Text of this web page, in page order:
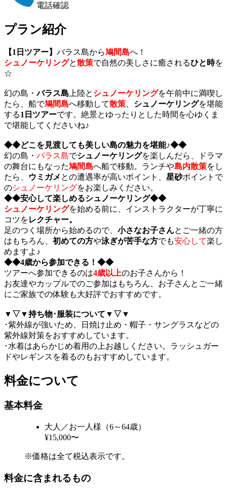
電話確認
プラン紹介
【1日ツアー】 バラス島から鳩間島へ！
シュノーケリングと散策で自然の美しさに癒されるひと時を
☆
幻の島・バラス島上陸と シュノーケリングを午前中に満喫し
たら、船で鳩間島へ移動して散策、 シュノーケリングを堪能
する1日ツアーです。絶景とゆったりとした時間を心ゆくま
で堪能してくださいね♪
◆◆どこを見渡しても美しい島の魅力を堪能♪◆◆
幻の島・ バラス島でシュノーケリングを楽しんだら、ドラマ
の舞台にもなった鳩間島へ船で移動。ランチや島内散策をし
たら、
ウミガメ との遭遇率が高いポイント、 星砂ポイントで
のシュノーケリングをお楽しみください。
◆◆安心して楽しめるシュノーケリング◆◆
シュノーケリングを始める前に、インストラクターが丁寧に
コツをレクチャー。
足のつく場所から始めるので、 小さなお子さんとご一緒の方
はもちろん、 初めての方や泳ぎが苦手な方でも安心して楽し
めますよ♪
◆◆4歳から参加できる！◆◆
ツアーへ参加できるのは4歳以上のお子さんから！
お友達やカップルでのご参加はもちろん、お子さんとご一緒
にご家族での体験も大好評でおすすめです。
▼▽▼持ち物･服装について▼▽▼
･紫外線が強いため、日焼け止め・帽子・サングラスなどの
紫外線対策をおすすめしています。
･水着はあらかじめ着用の上お越しください。ラッシュガー
ドやレギンスを着るのもおすすめしています。
料金について
基本料金
大人／お一人様（6～64歳）
¥15,000〜
※価格は全て税込表示です。
料金に含まれるもの